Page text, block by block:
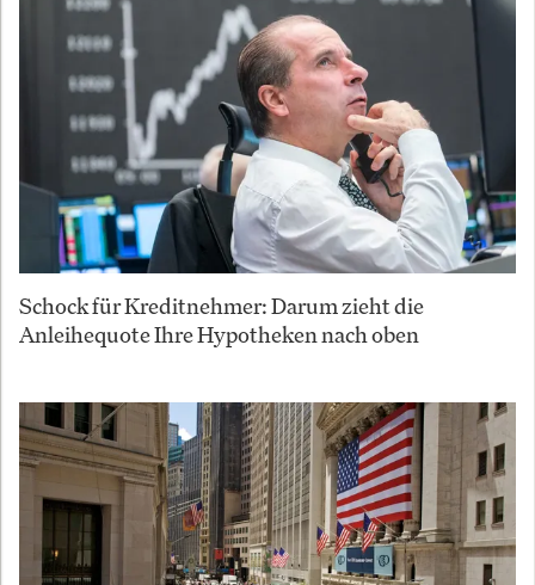
Schock für Kreditnehmer: Darum zieht die
Anleihequote Ihre Hypotheken nach oben